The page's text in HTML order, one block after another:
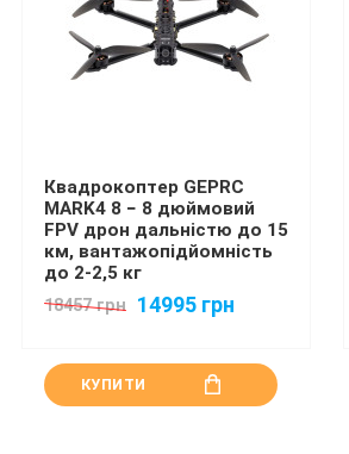
Квадрокоптер GEPRC
MARK4 8 − 8 дюймовий
FPV дрон дальністю до 15
км, вантажопідйомність
до 2-2,5 кг
18457 грн 14995 грн
КУПИТИ